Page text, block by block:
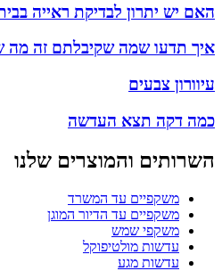
האם יש יתרון לבדיקת ראייה
איך תדעו שמה שקיבלתם זה מה
עיוורון צבעים
כמה דקה תצא העדשה
השרותים והמוצרים שלנו
משקפיים עד המשרד
משקפיים עד הדיור המוגן
משקפי שמש
עדשות מולטיפוקל
עדשות מגע